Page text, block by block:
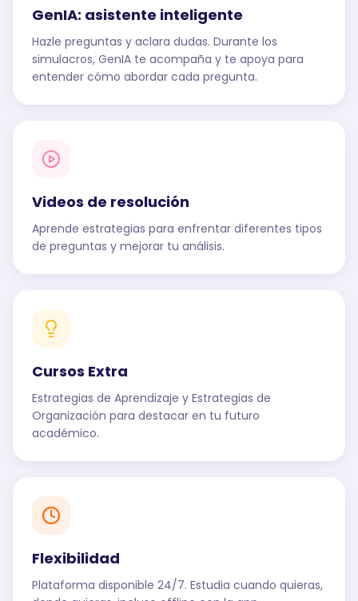
GenIA: asistente inteligente
Hazle preguntas y aclara dudas. Durante los
simulacros, GenIA te acompaña y te apoya para
entender cómo abordar cada pregunta.
Videos de resolución
Aprende estrategias para enfrentar diferentes tipos
de preguntas y mejorar tu análisis.
Cursos Extra
Estrategias de Aprendizaje y Estrategias de
Organización para destacar en tu futuro
académico.
Flexibilidad
Plataforma disponible 24/7. Estudia cuando quieras,